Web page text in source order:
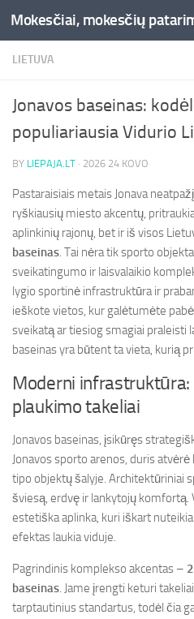
Skip to content
LIETUVA
Jonavos baseinas:
populiariausia Vidurio
BY LIEPAJA.LT · 2026 24 KOVO
Pastaraisiais metais Jonava
ryškiausių miesto akcentų,
aplinkinių rajonų, bet ir iš visos
baseinas. Tai nėra tik sporto
sveikatingumo ir laisvalaikio
lygio sportinė infrastruktūra ir
ieškote vietos, kur galėtumėte
sveikatą ar tiesiog smagiai praleisti
baseinas yra būtent ta vieta, kurią
Moderni infrastruktūra:
plaukimo takeliai
Jonavos baseinas, įsikūręs
Jonavos sporto arenos, duris
tipo objektų šalyje. Architektūriniai
šviesą, erdvę ir lankytojų komfortą.
estetiška aplinka, kuri iškart
efektas laukia viduje.
Pagrindinis komplekso akcentas –
baseinas. Jame įrengti keturi
tarptautinius standartus, todėl čia